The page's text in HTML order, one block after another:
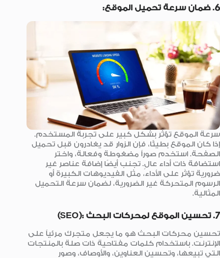
6. ضمان سرعة تحميل الموقع:
سرعة الموقع تؤثر بشكل كبير على تجربة المستخدم.
إذا كان الموقع بطيئًا، فإن الزوار قد يغادرون قبل تحميل
الصفحة. استخدم صوراً مضغوطة وفعالة، واختر
استضافة ذات أداء عالٍ. تجنب أيضًا إضافة عناصر غير
ضرورية تؤثر على الأداء، مثل الفيديوهات الكبيرة أو
الرسوم المتحركة غير الضرورية، لضمان سرعة التحميل
المثالية.
7. تحسين الموقع لمحركات البحث :(SEO)
تحسين محركات البحث هو ما يجعل متجرك مرئياً على
الإنترنت. باستخدام كلمات مفتاحية ذات صلة بالمنتجات
التي تبيعها، وتحسين العناوين، والأوصاف، وصور